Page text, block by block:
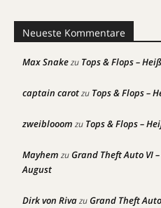
Neueste Kommentare
Max Snakezu Tops & Flops –
captain carotzu Tops & Flops –
zweiblooom zu Tops & Flops –
Mayhem zuGrand Theft Auto VI
August
Dirk von RivazuGrand Theft